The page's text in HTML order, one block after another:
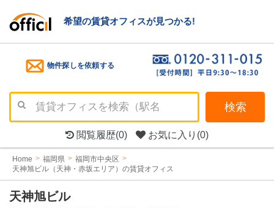
希望の賃貸オフィスが見つかる!
物件探しを依頼する
検索
閲覧履歴(0) お気に入り (0)
Home 福岡県
福岡市中央区
天神旭ビル（天神・赤坂エリア）の賃貸オフィス
天神旭ビル